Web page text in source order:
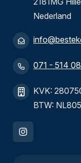
Nederland
071 - 514
KVK:
BTW: